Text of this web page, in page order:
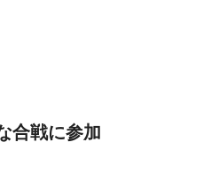
合戦に参加